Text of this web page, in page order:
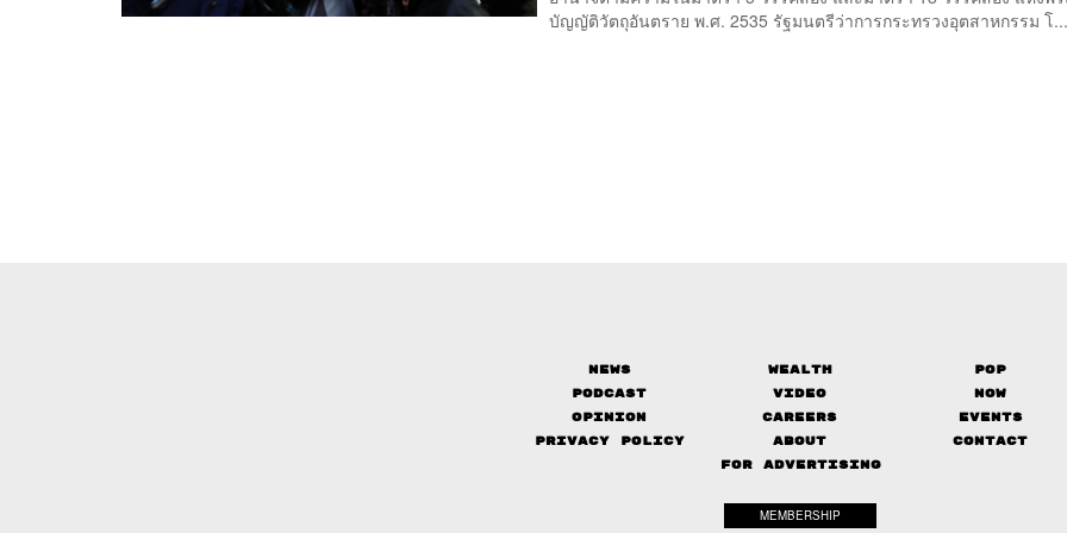
บัญญัติวัตถุอันตราย พ.ศ. 2535 รัฐมนตรีว่าการกระทรวงอุตสาหกรรม โ
News Wealth
Pop
Podcast
Video
Now
Opinion
Careers
Events
Privacy Policy
About
Contact
FOR ADVERTISING
MEMBERSHIP